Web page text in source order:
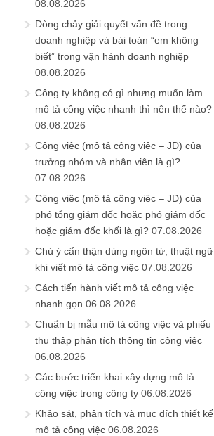
08.08.2026
Dòng chảy giải quyết vấn đề trong
doanh nghiệp và bài toán “em không
biết” trong vận hành doanh nghiệp
08.08.2026
Công ty không có gì nhưng muốn làm
mô tả công việc nhanh thì nên thế nào?
08.08.2026
Công việc (mô tả công việc – JD) của
trưởng nhóm và nhân viên là gì?
07.08.2026
Công việc (mô tả công việc – JD) của
phó tổng giám đốc hoặc phó giám đốc
hoặc giám đốc khối là gì? 07.08.2026
Chú ý cẩn thận dùng ngôn từ, thuật ngữ
khi viết mô tả công việc 07.08.2026
Cách tiến hành viết mô tả công việc
nhanh gọn 06.08.2026
Chuẩn bị mẫu mô tả công việc và phiếu
thu thập phân tích thông tin công việc
06.08.2026
Các bước triển khai xây dựng mô tả
công việc trong công ty 06.08.2026
Khảo sát, phân tích và mục đích thiết kế
mô tả công việc 06.08.2026